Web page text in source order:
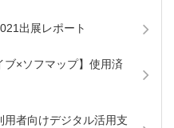
出展レポート
×ソフマップ】使用済
者向けデジタル活用支